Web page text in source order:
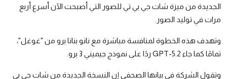
التوجيهي
الجديدة من ميزة شات جي بي تي للصور التي أصبحت الآن أسرع أربع
مرات في توليد الصور.
وتهدف هذه الخطوة لمنافسة مباشرة مع نانو بنانا برو من "غوغل"،
تمامًا كما جاء GPT-5.2 ردًا على نموذج جيميني 3 برو.
وتقول الشركة في بيانها الصحفي إن النسخة الجديدة من شات جي بي